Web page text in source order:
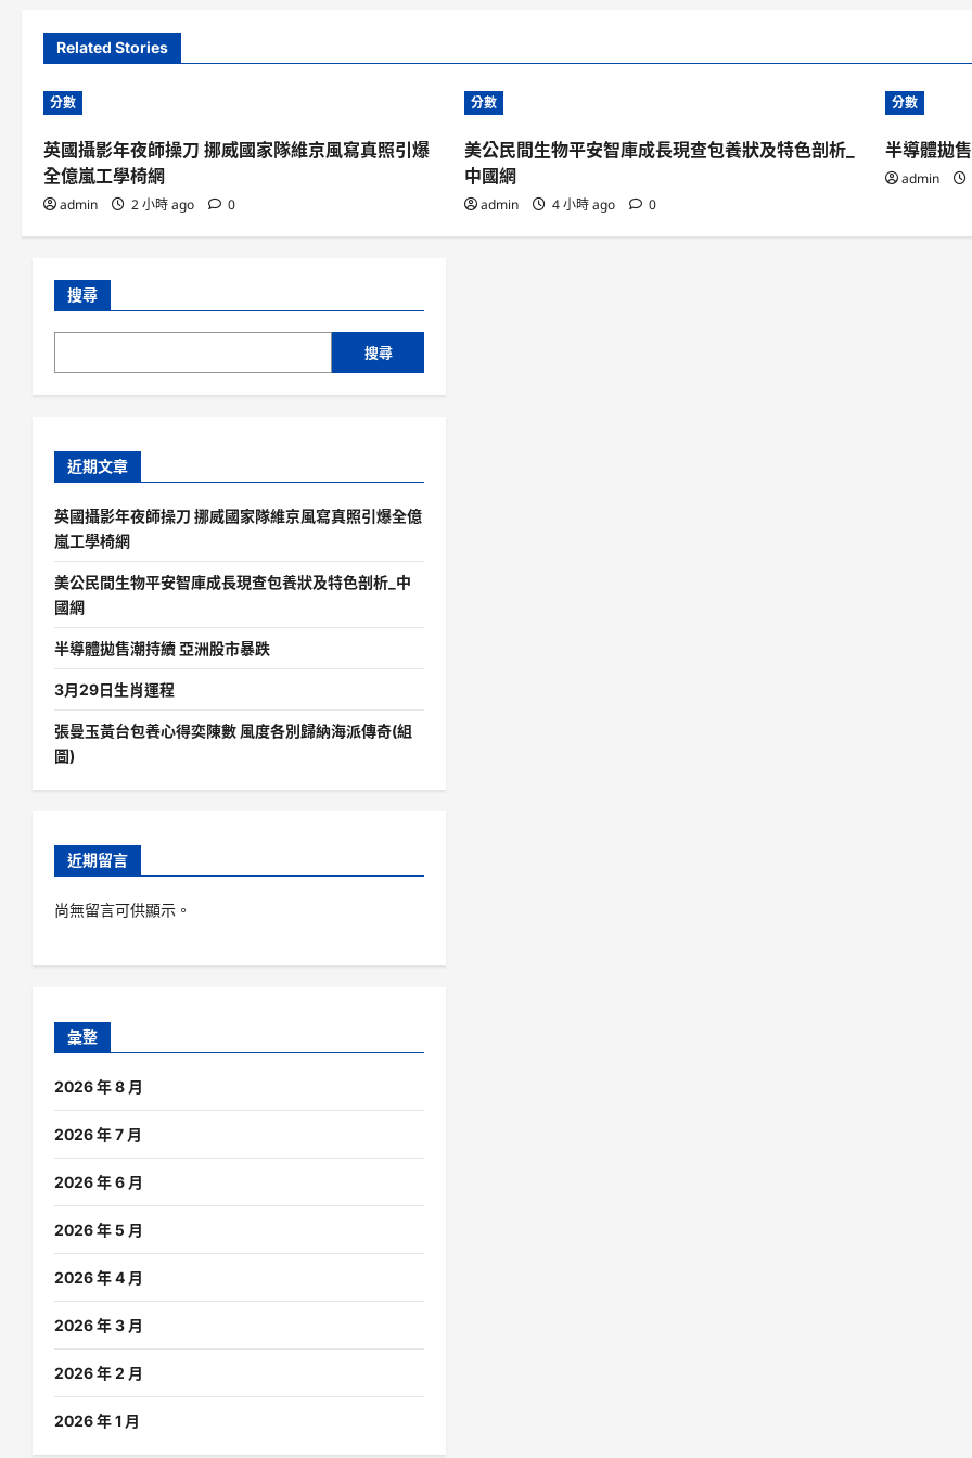
Related Stories
分數
英國攝影年夜師操刀 挪威國家隊維京風寫真照引爆
全億嵐工學椅網
admin 2 小時 ago 0
分數
美公民間生物平安智庫成長現查包養狀及特色剖析_
中國網
admin 4 小時 ago 0
分數
半導體拋
admin
搜尋
搜尋
近期文章
英國攝影年夜師操刀 挪威國家隊維京風寫真照引爆全億
嵐工學椅網
美公民間生物平安智庫成長現查包養狀及特色剖析_中
國網
半導體拋售潮持續 亞洲股市暴跌
3月29日生肖運程
張曼玉黃台包養心得奕陳數 風度各別歸納海派傳奇(組
圖)
近期留言
尚無留言可供顯示。
彙整
2026 年 8 月
2026 年 7 月
2026 年 6 月
2026 年 5 月
2026 年 4 月
2026 年 3 月
2026 年 2 月
2026 年 1 月